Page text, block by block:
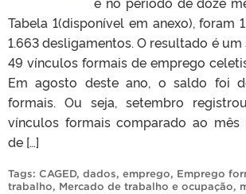
Tabela 1(disponível em anexo), foram
1.663 desligamentos. O resultado é
49 vínculos formais de emprego
Em agosto deste ano, o saldo foi
formais. Ou seja, setembro
vínculos formais comparado ao mês
de […]
Tags: CAGED, dados, emprego, Emprego
trabalho, Mercado de trabalho e ocupação,